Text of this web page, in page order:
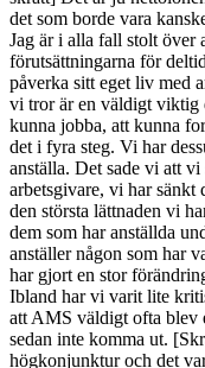
det som borde vara
Jag är i alla fall stolt över
förutsättningarna för
påverka sitt eget liv med
vi tror är en väldigt viktig
kunna jobba, att kunna
det i fyra steg. Vi har
anställa. Det sade vi att
arbetsgivare, vi har sänkt
den största lättnaden vi
dem som har anställda
anställer någon som har
har gjort en stor
Ibland har vi varit lite
att AMS väldigt ofta blev
sedan inte komma ut.
högkonjunktur och det